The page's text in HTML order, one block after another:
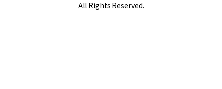
All Rights Reserved.